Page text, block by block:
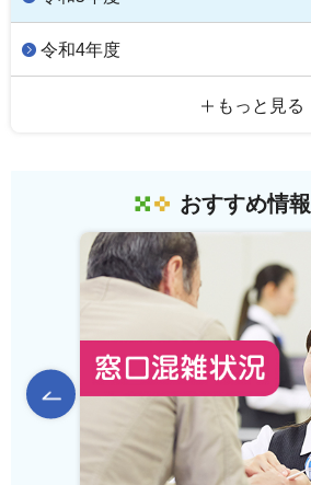
令和4年度
もっと見る
おすすめ情報
前のスライドを表示